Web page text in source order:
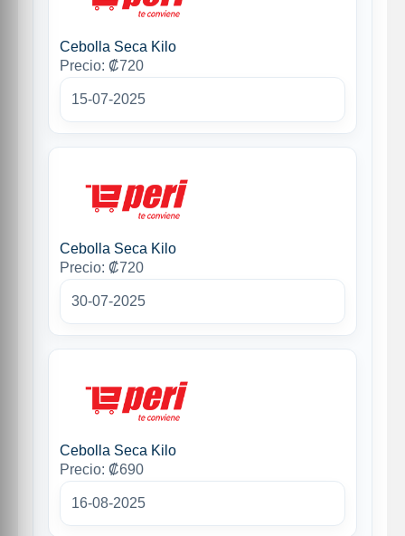
Cebolla Seca Kilo
Precio: ₡720
15-07-2025
Cebolla Seca Kilo
Precio: ₡720
30-07-2025
Cebolla Seca Kilo
Precio: ₡690
16-08-2025